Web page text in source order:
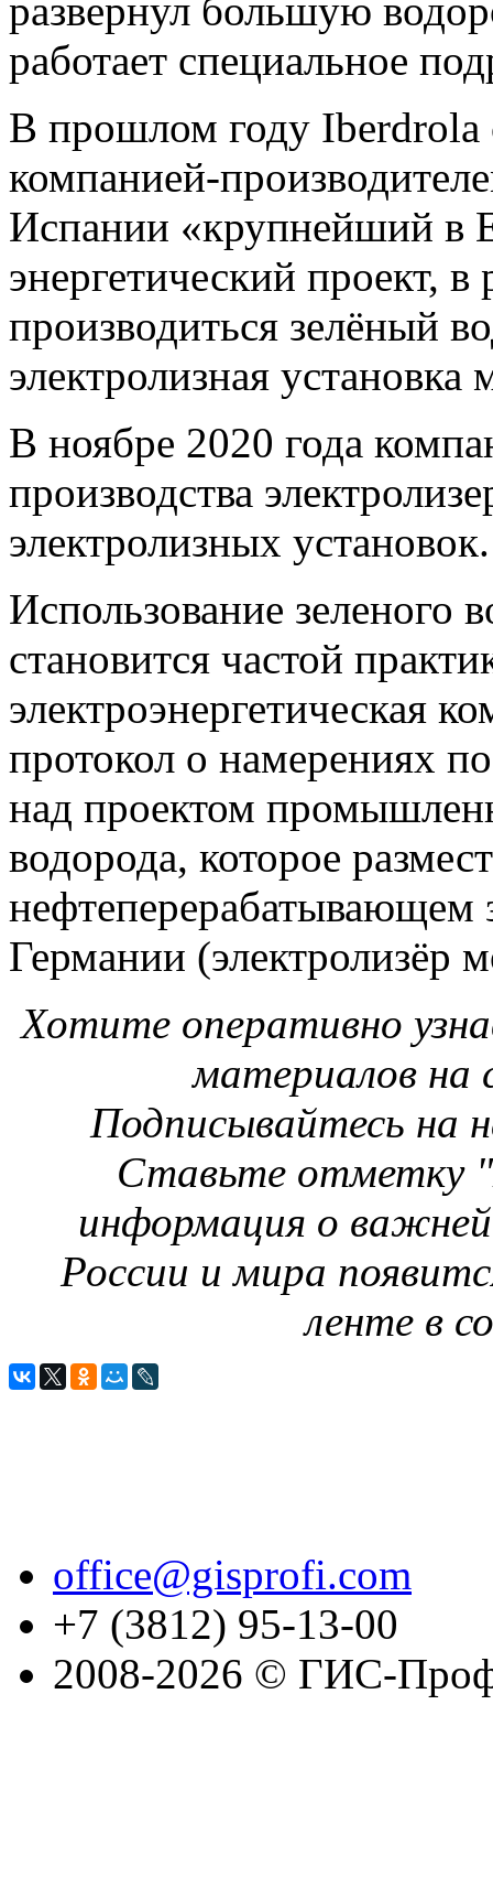
развернул большую
работает специальное
В прошлом году Iberdrola
компанией-
Испании «крупнейший в
энергетический проект, в
производиться зелёный
электролизная
В ноябре 2020 года
производства
электролизных установок.
Использование зеленого
становится частой
электроэнергетическая
протокол о намерениях
над проектом
водорода, которое
нефтеперерабатывающем
Германии
Хотите оперативно
материалов
Подписывайтесь на
Ставьте отметку
информация о
России и мира
ленте в
office@gisprofi.com
+7 (3812) 95-13-00
2008-2026 © ГИС-